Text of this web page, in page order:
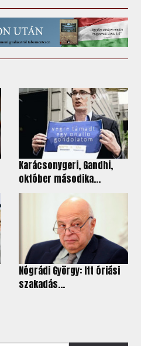
Karácsonygeri, Gandhi,
október másodika...
Nógrádi György: Itt óriási
szakadás...